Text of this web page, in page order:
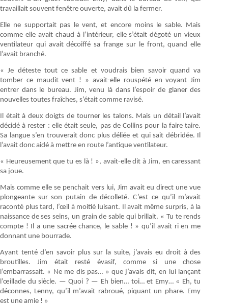
travaillait souvent fenêtre ouverte, avait dû la fermer.
Elle ne supportait pas le vent, et encore moins le sable. Mais
comme elle avait chaud à l’intérieur, elle s’était dégoté un vieux
ventilateur qui avait décoiffé sa frange sur le front, quand elle
l’avait branché.
« Je déteste tout ce sable et voudrais bien savoir quand va
tomber ce maudit vent ! » avait-elle rouspété en voyant Jim
entrer dans le bureau. Jim, venu là dans l’espoir de glaner des
nouvelles toutes fraîches, s’était comme ravisé.
Il était à deux doigts de tourner les talons. Mais un détail l’avait
décidé à rester : elle était seule, pas de Collins pour la faire taire.
Sa langue s’en trouverait donc plus déliée et qui sait débridée. Il
l’avait donc aidé à mettre en route l’antique ventilateur.
« Heureusement que tu es là ! », avait-elle dit à Jim, en caressant
sa joue.
Mais comme elle se penchait vers lui, Jim avait eu direct une vue
plongeante sur son putain de décolleté. C’est ce qu’il m’avait
raconté plus tard, l’œil à moitié luisant. Il avait même surpris, à la
naissance de ses seins, un grain de sable qui brillait. « Tu te rends
compte ! Il a une sacrée chance, le sable ! » qu’il avait ri en me
donnant une bourrade.
Ayant tenté d’en savoir plus sur la suite, j’avais eu droit à des
broutilles. Jim était resté évasif, comme si une chose
l’embarrassait. « Ne me dis pas… » que j’avais dit, en lui lançant
l’œillade du siècle. — Quoi ? — Eh bien… toi… et Emy… « Eh, tu
déconnes, Lenny, qu’il m’avait rabroué, piquant un phare. Emy
est une amie ! »